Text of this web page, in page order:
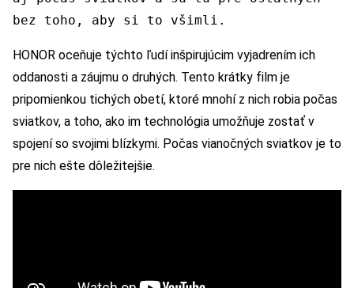
bez toho, aby si to všimli.
HONOR oceňuje týchto ľudí inšpirujúcim vyjadrením ich
oddanosti a záujmu o druhých. Tento krátky film je
pripomienkou tichých obetí, ktoré mnohí z nich robia počas
sviatkov, a toho, ako im technológia umožňuje zostať v
spojení so svojimi blízkymi. Počas vianočných sviatkov je to
pre nich ešte dôležitejšie.